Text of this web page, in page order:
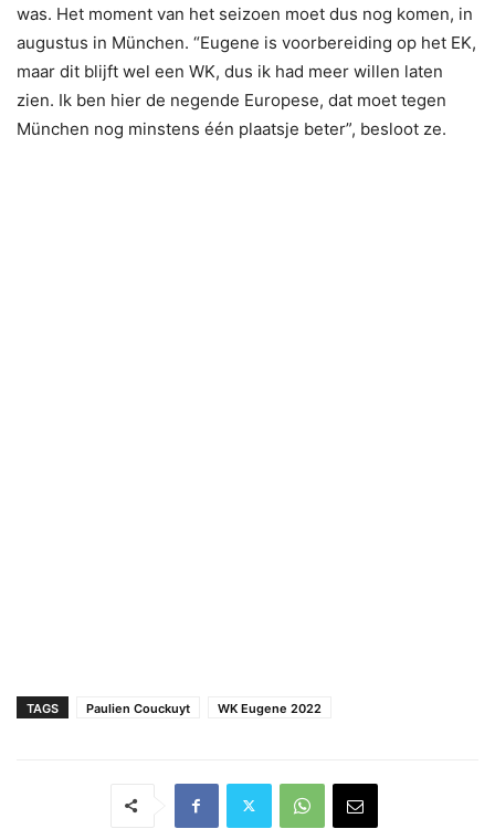
was. Het moment van het seizoen moet dus nog komen, in
augustus in München. “Eugene is voorbereiding op het EK,
maar dit blijft wel een WK, dus ik had meer willen laten
zien. Ik ben hier de negende Europese, dat moet tegen
München nog minstens één plaatsje beter”, besloot ze.
TAGS Paulien Couckuyt WK Eugene 2022